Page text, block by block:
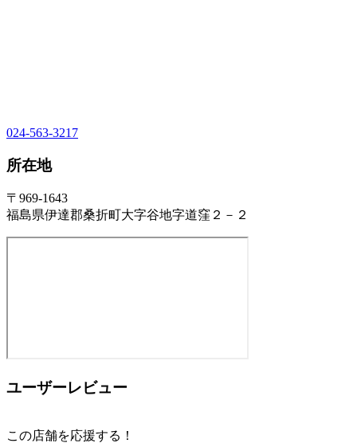
024-563-3217
所在地
〒969-1643
福島県伊達郡桑折町大字谷地字道窪２－２
ユーザーレビュー
この店舗を応援する！